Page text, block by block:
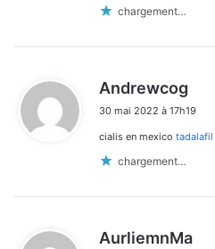
chargement…
Andrewcog
t
30 mai 2022 à 17h19
cialis en mexico tadalafil
chargement…
AurliemnMa